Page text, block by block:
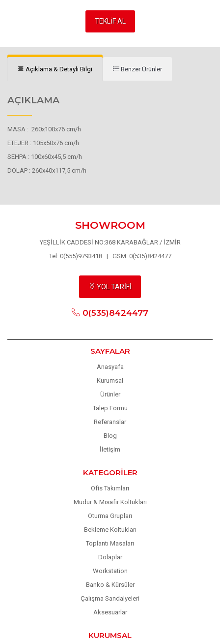
TEKLİF AL
Açıklama & Detaylı Bilgi Benzer Ürünler
AÇIKLAMA
MASA : 260x100x76 cm/h
ETEJER : 105x50x76 cm/h
SEHPA : 100x60x45,5 cm/h
DOLAP : 260x40x117,5 cm/h
SHOWROOM
YEŞİLLİK CADDESİ NO:368 KARABAĞLAR / İZMİR
Tel: 0(555)9793418 | GSM: 0(535)8424477
YOL TARİFİ
0(535)8424477
SAYFALAR
Anasyafa
Kurumsal
Ürünler
Talep Formu
Referanslar
Blog
İletişim
KATEGORILER
Ofis Takımları
Müdür & Misafir Koltukları
Oturma Grupları
Bekleme Koltukları
Toplantı Masaları
Dolaplar
Workstation
Banko & Kürsüler
Çalışma Sandalyeleri
Aksesuarlar
KURUMSAL